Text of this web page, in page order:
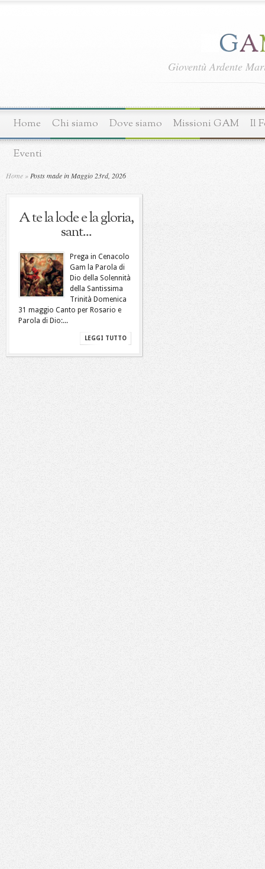
Gioventù Ardente
Home Chi siamo Dove siamo Missioni GAM Il
Eventi
Home » Posts made in Maggio 23rd, 2026
A te la lode e la gloria,
sant...
Prega in Cenacolo
Gam la Parola di
Dio della Solennità
della Santissima
Trinità Domenica
31 maggio Canto per Rosario e
Parola di Dio:...
LEGGI TUTTO